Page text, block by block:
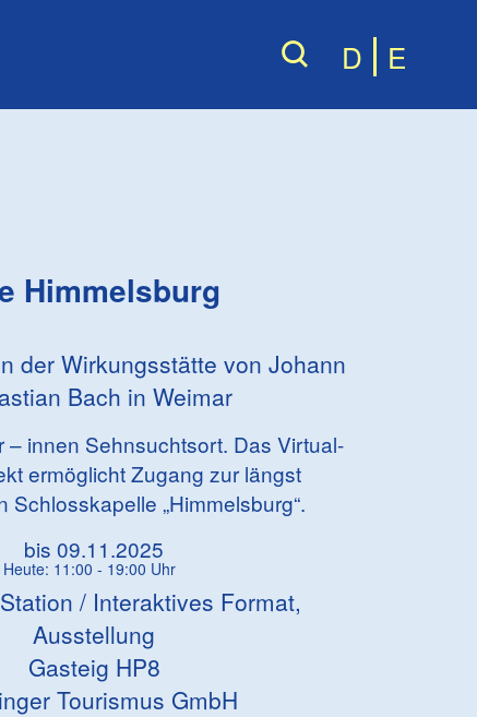
D E
Himmelsburg
der Wirkungsstätte von Johann
Bach in Weimar
– innen Sehnsuchtsort. Das Virtual-
ermöglicht Zugang zur längst
Schlosskapelle „Himmelsburg“.
bis 09.11.2025
Heute: 11:00 - 19:00 Uhr
/ Interaktives Format,
Ausstellung
Gasteig HP8
Tourismus GmbH